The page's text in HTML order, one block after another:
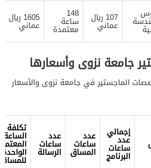
107 ريال
عماني
148
ساعة
معتمدة
1605 ريال
عماني
جامعة نزوى وأسعارها
الماجستير في جامعة نزوى والأسعار
إجمالي
عدد
ساعات
البرنامج
عدد
ساعات
المساق
عدد
ساعات
الرسالة
تكلفة
الساعة
الواحدة